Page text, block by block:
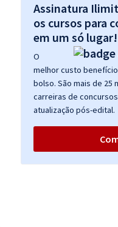
Assinatura
os cursos para
em um só lugar!
O
melhor custo
bolso. São mais de 25
carreiras de
atualização pós-edital.